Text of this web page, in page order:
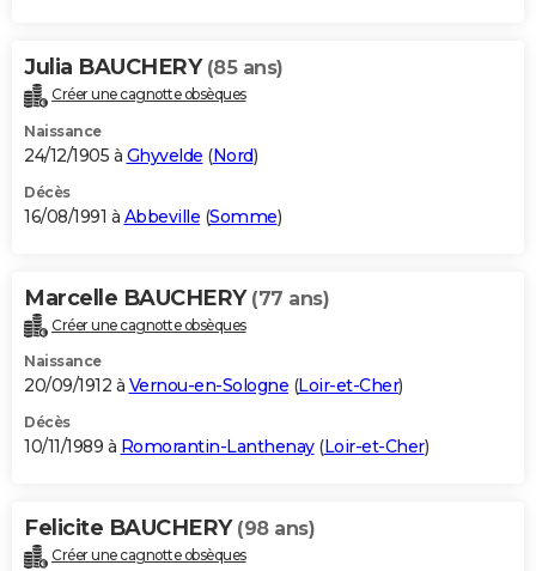
Julia BAUCHERY (85 ans)
Créer une cagnotte obsèques
Naissance
24/12/1905 à Ghyvelde (Nord)
Décès
16/08/1991 à Abbeville (Somme)
Marcelle BAUCHERY (77 ans)
Créer une cagnotte obsèques
Naissance
20/09/1912 à Vernou-en-Sologne (Loir-et-Cher)
Décès
10/11/1989 à Romorantin-Lanthenay(Loir-et-Cher)
Felicite BAUCHERY (98 ans)
Créer une cagnotte obsèques